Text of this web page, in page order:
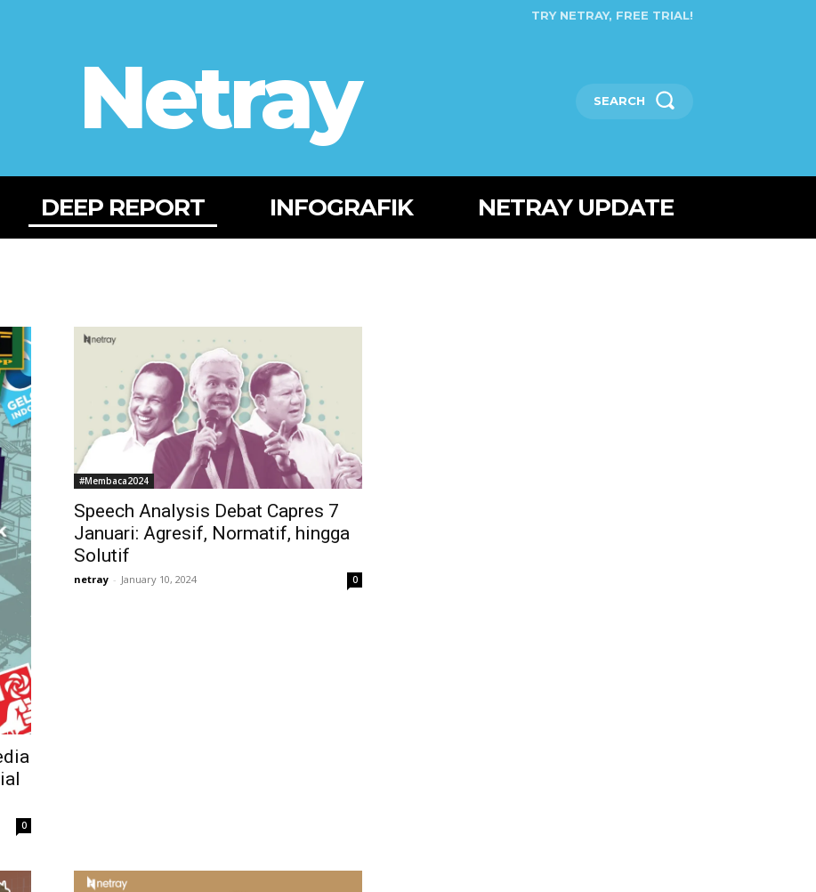
TRY NETRAY, FREE TRIAL!
Netray SEARCH
DEEP REPORT INFOGRAFIK NETRAY UPDATE
0
#Membaca2024
Speech Analysis Debat Capres 7
Januari: Agresif, Normatif, hingga
Solutif
netray - January 10, 2024 0